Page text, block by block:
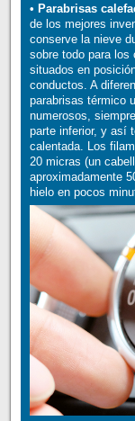
• Parabrisas
de los mejores
conserve la nieve
sobre todo para los
situados en
conductos. A
parabrisas térmico
numerosos,
parte inferior, y así
calentada. Los
20 micras (un
aproximadamente
hielo en pocos